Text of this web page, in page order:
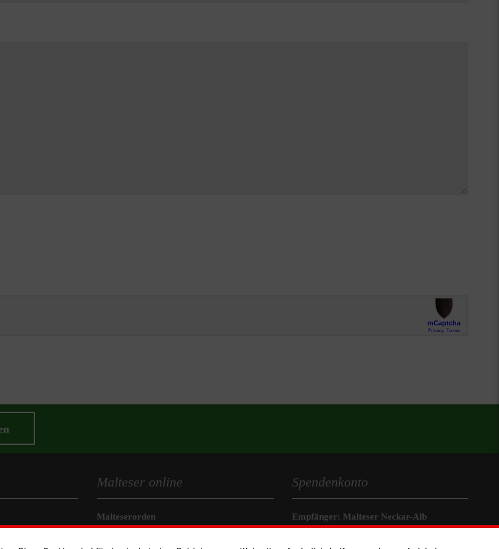
Malteser online
Malteserorden
Spendenkonto
Empfänger: Malteser Neckar-Alb